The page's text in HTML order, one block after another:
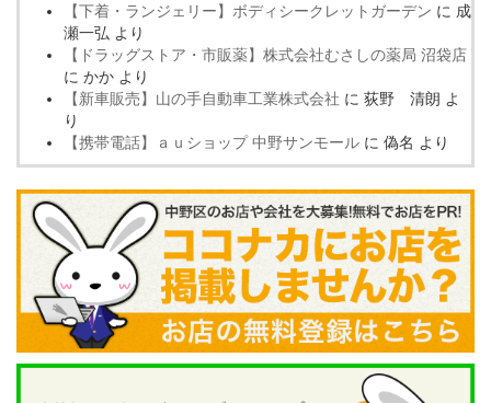
【下着・ランジェリー】ボディシークレットガーデン に 成
瀬一弘 より
【ドラッグストア・市販薬】株式会社むさしの薬局 沼袋店
に かか より
【新車販売】山の手自動車工業株式会社 に 荻野 清朗 よ
り
【携帯電話】ａｕショップ 中野サンモール に 偽名 より